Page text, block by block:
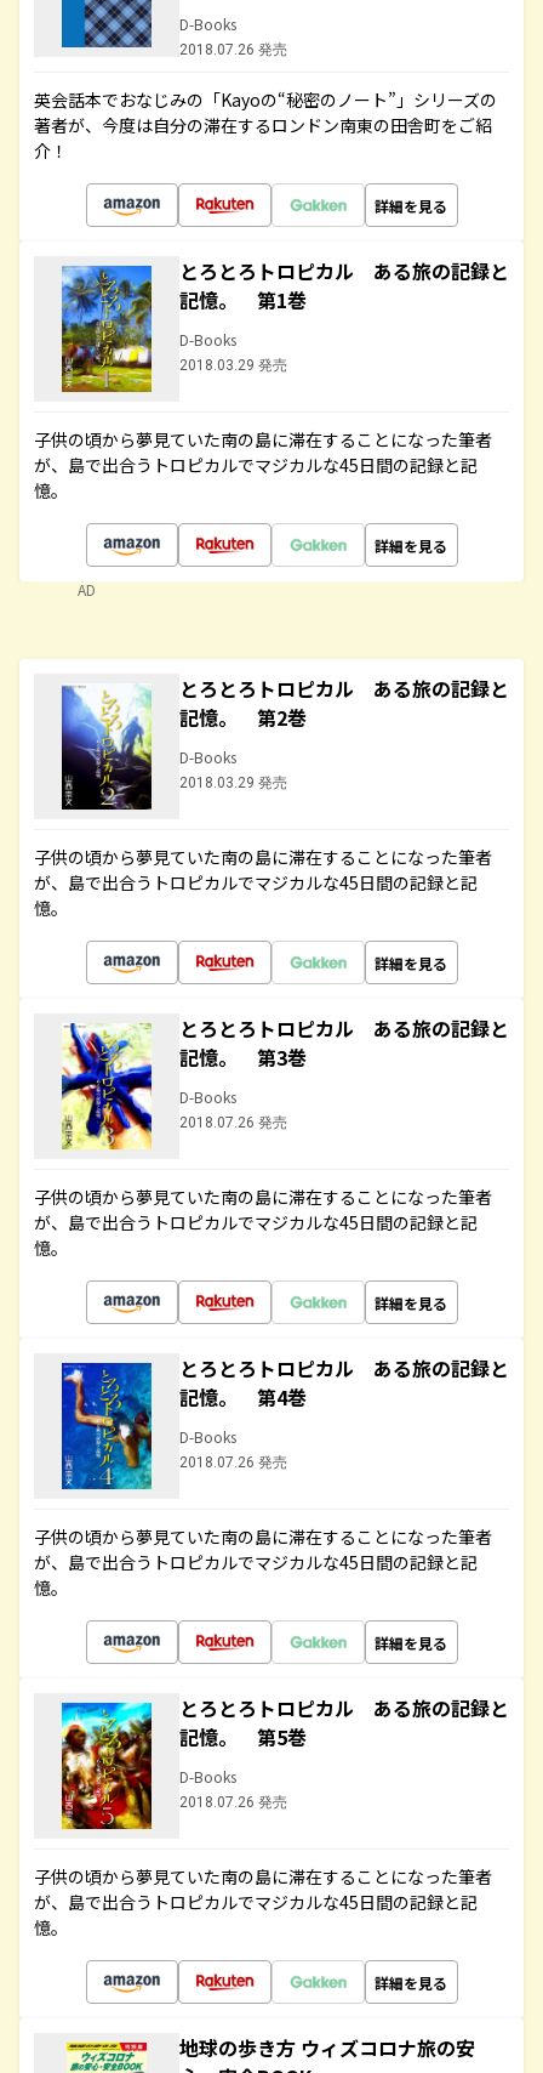
D-Books
2018.07.26 発売
英会話本でおなじみの「Kayoの“秘密のノート”」シリーズの
著者が、今度は自分の滞在するロンドン南東の田舎町をご紹
介！
詳細を見る
とろとろトロピカル ある旅の記録と
記憶。 第1巻
D-Books
2018.03.29 発売
子供の頃から夢見ていた南の島に滞在することになった筆者
が、島で出合うトロピカルでマジカルな45日間の記録と記
憶。
詳細を見る
AD
とろとろトロピカル ある旅の記録と
記憶。 第2巻
D-Books
2018.03.29 発売
子供の頃から夢見ていた南の島に滞在することになった筆者
が、島で出合うトロピカルでマジカルな45日間の記録と記
憶。
詳細を見る
とろとろトロピカル ある旅の記録と
記憶。 第3巻
D-Books
2018.07.26 発売
子供の頃から夢見ていた南の島に滞在することになった筆者
が、島で出合うトロピカルでマジカルな45日間の記録と記
憶。
詳細を見る
とろとろトロピカル ある旅の記録と
記憶。 第4巻
D-Books
2018.07.26 発売
子供の頃から夢見ていた南の島に滞在することになった筆者
が、島で出合うトロピカルでマジカルな45日間の記録と記
憶。
詳細を見る
とろとろトロピカル ある旅の記録と
記憶。 第5巻
D-Books
2018.07.26 発売
子供の頃から夢見ていた南の島に滞在することになった筆者
が、島で出合うトロピカルでマジカルな45日間の記録と記
憶。
詳細を見る
地球の歩き方 ウィズコロナ旅の安